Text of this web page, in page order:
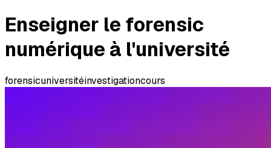
Enseigner le forensic
numérique à l'université
forensicuniversitéinvestigationcours